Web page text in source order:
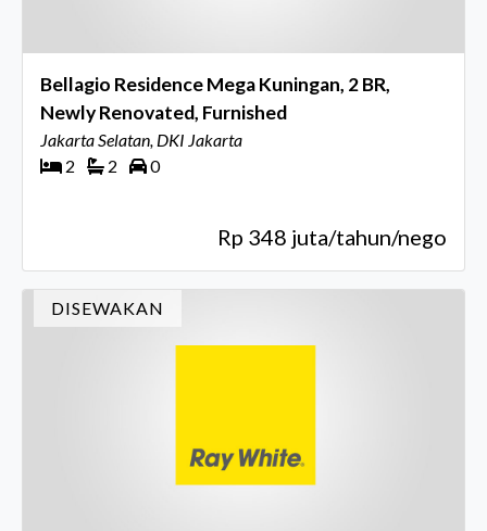
Bellagio Residence Mega Kuningan, 2 BR,
Newly Renovated, Furnished
Jakarta Selatan, DKI Jakarta
2
2 0
Rp 348 juta/tahun/nego
DISEWAKAN